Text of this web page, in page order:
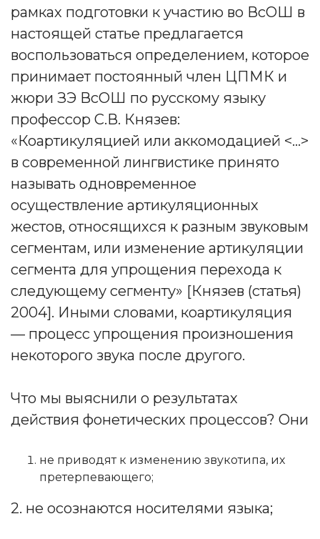
рамках подготовки к участию во ВсОШ в
настоящей статье предлагается
воспользоваться определением, которое
принимает постоянный член ЦПМК и
жюри ЗЭ ВсОШ по русскому языку
профессор С.В. Князев:
«Коартикуляцией или аккомодацией <…>
в современной лингвистике принято
называть одновременное
осуществление артикуляционных
жестов, относящихся к разным звуковым
сегментам, или изменение артикуляции
сегмента для упрощения перехода к
следующему сегменту» [Князев (статья)
2004]. Иными словами, коартикуляция
— процесс упрощения произношения
некоторого звука после другого.
Что мы выяснили о результатах
действия фонетических процессов? Они
не приводят к изменению звукотипа, их
претерпевающего;
2. не осознаются носителями языка;